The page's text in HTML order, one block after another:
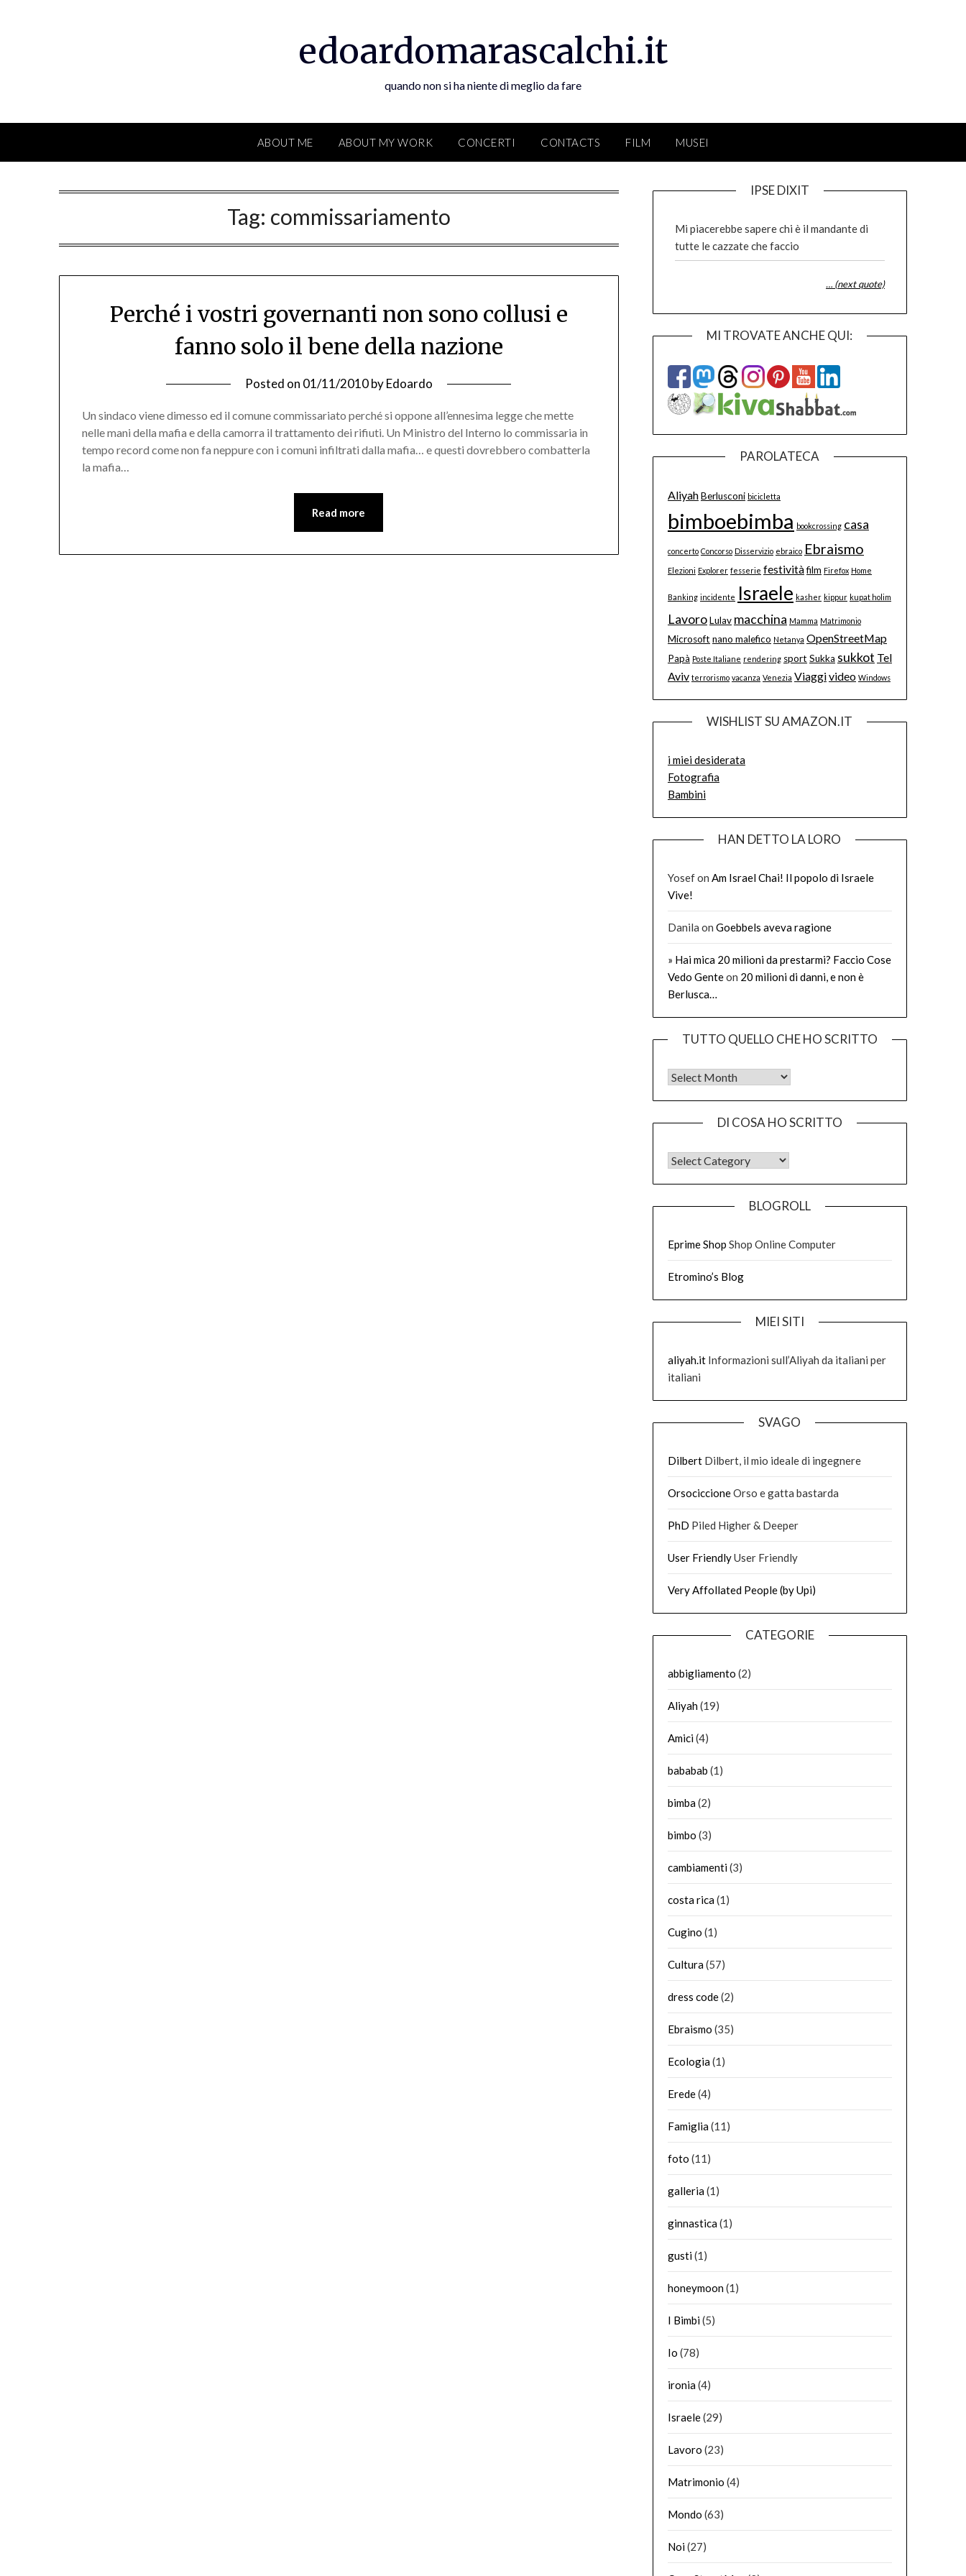
edoardomarascalchi.it
quando non si ha niente di meglio da fare
ABOUT ME ABOUT MY WORK CONCERTI CONTACTS FILM MUSEI
Tag: commissariamento
Perché i vostri governanti non sono collusi e
fanno solo il bene della nazione
Posted on 01/11/2010byEdoardo
Un sindaco viene dimesso ed il comune commissariato perché si oppone all’ennesima legge che mette
nelle mani della mafia e della camorra il trattamento dei rifiuti. Un Ministro del Interno lo commissaria in
tempo record come non fa neppure con i comuni infiltrati dalla mafia… e questi dovrebbero combatterla
la mafia…
Read more
IPSE DIXIT
Mi piacerebbe sapere chi è il mandante di
tutte le cazzate che faccio
… (next quote)
MI TROVATE ANCHE QUI:
PAROLATECA
AliyahBerlusconi bicicletta
bimboebimba bookcrossing casa
concerto Concorso Disservizio ebraico Ebraismo
Elezioni Explorer fesserie festivitàfilm Firefox Home
Banking incidente Israele kasher kippur kupat holim
LavoroLulav macchina Mamma Matrimonio
Microsoft nano malefico Netanya OpenStreetMap
Papà Poste Italiane rendering sport Sukka sukkot Tel
Aviv terrorismo vacanza Venezia Viaggivideo Windows
WISHLIST SU AMAZON.IT
i miei desiderata
Fotografia
Bambini
HAN DETTO LA LORO
Yosefon Am Israel Chai! Il popolo di Israele
Vive!
Danila on Goebbels aveva ragione
» Hai mica 20 milioni da prestarmi? Faccio Cose
Vedo Genteon 20 milioni di danni, e non è
Berlusca…
TUTTO QUELLO CHE HO SCRITTO
Tutto quello che ho scritto
DI COSA HO SCRITTO
DI COSA HO SCRITTO
BLOGROLL
Eprime Shop Shop Online Computer
Etromino’s Blog
MIEI SITI
aliyah.itInformazioni sull’Aliyah da italiani per
italiani
SVAGO
DilbertDilbert, il mio ideale di ingegnere
OrsociccioneOrso e gatta bastarda
PhD Piled Higher & Deeper
User FriendlyUser Friendly
Very Affollated People (by Upi)
CATEGORIE
abbigliamento (2)
Aliyah(19)
Amici(4)
bababab (1)
bimba(2)
bimbo (3)
cambiamenti(3)
costa rica(1)
Cugino (1)
Cultura(57)
dress code(2)
Ebraismo (35)
Ecologia(1)
Erede(4)
Famiglia(11)
foto (11)
galleria(1)
ginnastica(1)
gusti(1)
honeymoon(1)
I Bimbi(5)
Io (78)
ironia(4)
Israele(29)
Lavoro (23)
Matrimonio (4)
Mondo (63)
Noi(27)